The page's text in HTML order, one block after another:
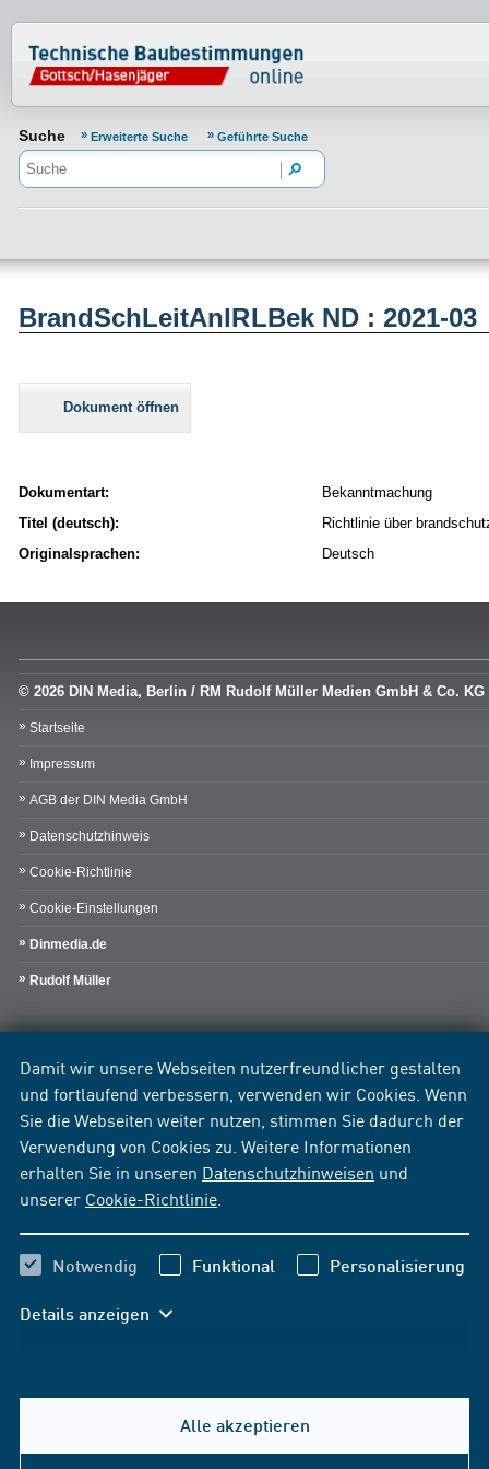
Damit wir unsere Webseiten nutzerfreundlicher gestalten
und fortlaufend verbessern, verwenden wir Cookies. Wenn
Sie die Webseiten weiter nutzen, stimmen Sie dadurch der
Verwendung von Cookies zu. Weitere Informationen
erhalten Sie in unseren Datenschutzhinweisen und
unserer Cookie-Richtlinie
Notwendig Funktional Personalisierung
Details anzeigen
Alle akzeptieren
Normenportal Barrierefreiheit
Suche Erweiterte Suche Geführte Suche
BrandSchLeitAnlRLBek ND : 2021-03
Dokument öffnen
Dokumentart:
Bekanntmachung
Titel (deutsch):
Richtlinie über
Originalsprachen:
Deutsch
© 2026 DIN Media, Berlin / RM Rudolf Müller Medien GmbH & Co. KG
Startseite
Impressum
AGB der DIN Media GmbH
Datenschutzhinweis
Cookie-Richtlinie
Cookie-Einstellungen
Dinmedia.de
Rudolf Müller
Hilfe & Kontakt